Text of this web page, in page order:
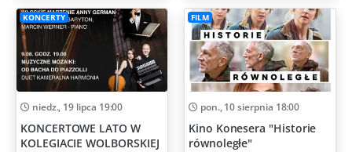
KONCERTY
niedz., 19 lipca 19:00
KONCERTOWE LATO W
KOLEGIACIE WOLBORSKIEJ
FILM
pon., 10 sierpnia 18:00
Kino Konesera "Historie
równoległe"